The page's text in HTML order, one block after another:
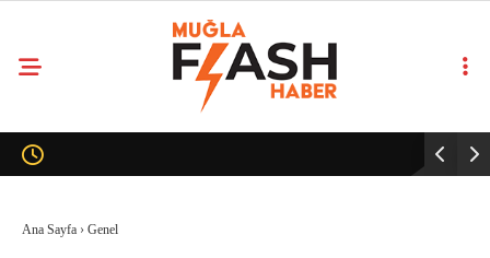
Ana Sayfa › Genel